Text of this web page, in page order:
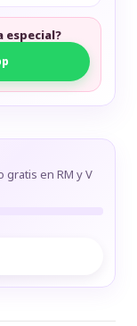
especial?
gratis en RM y V